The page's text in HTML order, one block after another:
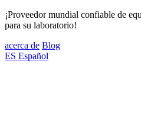
¡Proveedor mundial confiable de
para su laboratorio!
acerca de Blog
ES Español